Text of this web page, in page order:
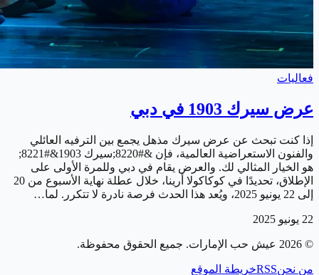
فعاليات
عرض سيرك 1903 في دبي
إذا كنت تبحث عن عرض سيرك مذهل يجمع بين الترفيه العائلي
والفنون الاستعراضية العالمية، فإن &#8220;سيرك 1903&#8221;
هو الخيار المثالي لك. والعرض يقام في دبي وللمرة الأولى على
الإطلاق، تحديدًا في كوكاكولا أرينا، خلال عطلة نهاية الأسبوع من 20
إلى 22 يونيو 2025، ويُعد هذا الحدث فرصة نادرة لا تتكرر. لما…
22 يونيو 2025
©
2026 عيش حب الإمارات. جميع الحقوق محفوظة.
من نحنRSSخريطة الموقع